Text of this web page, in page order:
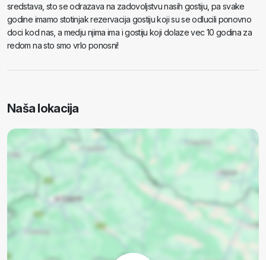
sredstava, sto se odrazava na zadovoljstvu nasih gostiju, pa svake
godine imamo stotinjak rezervacija gostiju koji su se odlucili ponovno
doci kod nas, a medju njima ima i gostiju koji dolaze vec 10 godina za
redom na sto smo vrlo ponosni!
Naša lokacija